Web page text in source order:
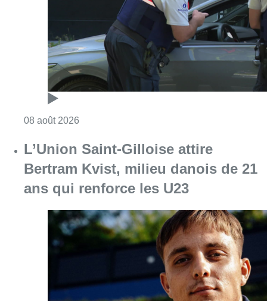
Bertram Kvist, milieu danois de 21
ans qui renforce les U23
08 août 2026 Consulter l'article "L’Union Saint-Gilloise
Facebook
TwitterWhatsApp
Share